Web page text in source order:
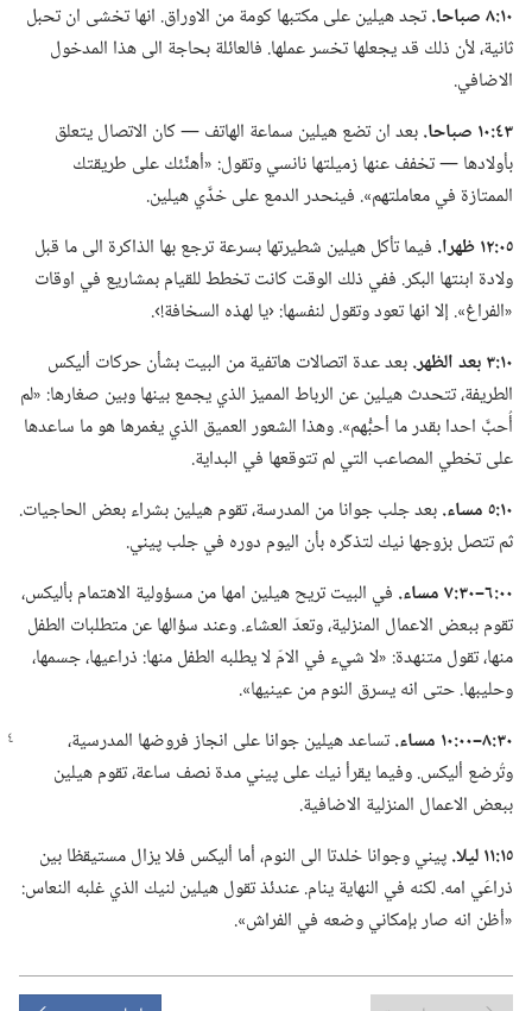
١٠:‏٨ صباحا.‏
تجد هيلين على مكتبها كومة من الاوراق.‏ انها تخشى ان تحبل
ثانية،‏ لأن ذلك قد يجعلها تخسر عملها.‏ فالعائلة بحاجة الى هذا المدخول
الاضافي.‏
٤٣:‏١٠ صباحا.‏
بعد ان تضع هيلين سماعة الهاتف —‏ كان الاتصال يتعلق
بأولادها —‏ تخفف عنها زميلتها نانسي وتقول:‏ «أهنِّئك على طريقتك
الممتازة في معاملتهم».‏ فينحدر الدمع على خدَّي هيلين.‏
٠٥:‏١٢ ظهرا.‏
فيما تأكل هيلين شطيرتها بسرعة ترجع بها الذاكرة الى ما قبل
ولادة ابنتها البكر.‏ ففي ذلك الوقت كانت تخطط للقيام بمشاريع في اوقات
«الفراغ».‏ إلا انها تعود وتقول لنفسها:‏ ‹يا لهذه السخافة!‏›.‏
١٠:‏٣ بعد الظهر.‏
بعد عدة اتصالات هاتفية من البيت بشأن حركات أليكس
الطريفة،‏ تتحدث هيلين عن الرباط المميز الذي يجمع بينها وبين صغارها:‏ «لم
أُحبَّ احدا بقدر ما أحبُّهم».‏ وهذا الشعور العميق الذي يغمرها هو ما ساعدها
على تخطي المصاعب التي لم تتوقعها في البداية.‏
١٠:‏٥ مساء.‏
بعد جلب جوانا من المدرسة،‏ تقوم هيلين بشراء بعض الحاجيات.‏
ثم تتصل بزوجها نيك لتذكّره بأن اليوم دوره في جلب پيني.‏
٠٠:‏٦–‏٣٠:‏٧ مساء.‏
في البيت تريح هيلين امها من مسؤولية الاهتمام بأليكس،‏
تقوم ببعض الاعمال المنزلية،‏ وتعدّ العشاء.‏ وعند سؤالها عن متطلبات الطفل
منها،‏ تقول متنهدة:‏ «لا شيء في الامّ لا يطلبه الطفل منها:‏ ذراعيها،‏ جسمها،‏
وحليبها.‏ حتى انه يسرق النوم من عينيها».‏
٣٠:‏٨–‏٠٠:‏١٠ مساء.‏
تساعد هيلين جوانا على انجاز فروضها المدرسية،‏
وتُرضع أليكس.‏ وفيما يقرأ نيك على پيني مدة نصف ساعة،‏ تقوم هيلين
ببعض الاعمال المنزلية الاضافية.‏
١٥:‏١١ ليلا.‏
پيني وجوانا خلدتا الى النوم،‏ أما أليكس فلا يزال مستيقظا بين
ذراعَي امه.‏ لكنه في النهاية ينام.‏ عندئذ تقول هيلين لنيك الذي غلبه النعاس:‏
«أظن انه صار بإمكاني وضعه في الفراش».‏